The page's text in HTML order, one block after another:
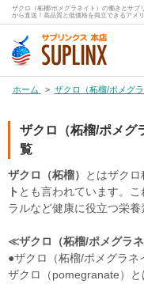
ザクロ（柘榴/ポメグラネイト）の働きとサプ
から直送！高品質と低価格を両立できるアメ
ホーム > ザクロ（柘榴/ポメグ
ザクロ（柘榴/ポメグ
覧
ザクロ（柘榴） とはザク
ト とも言われています。
ラルなど健康に役立つ栄養
≪ザクロ（柘榴/ポメグラ
●ザクロ（柘榴/ポメグラネ
ザクロ（pomegranate）